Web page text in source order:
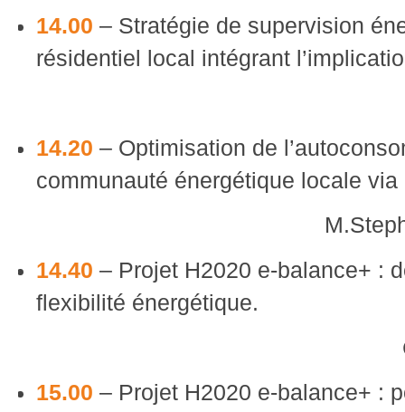
14.00 – Stratégie de supervision
résidentiel local intégrant
14.20 – Optimisation de
communauté énergétique locale
14.40 – Projet H2020 e-balance+ :
flexibilité énergétique.
15.00 – Projet H2020 e-balance+ :